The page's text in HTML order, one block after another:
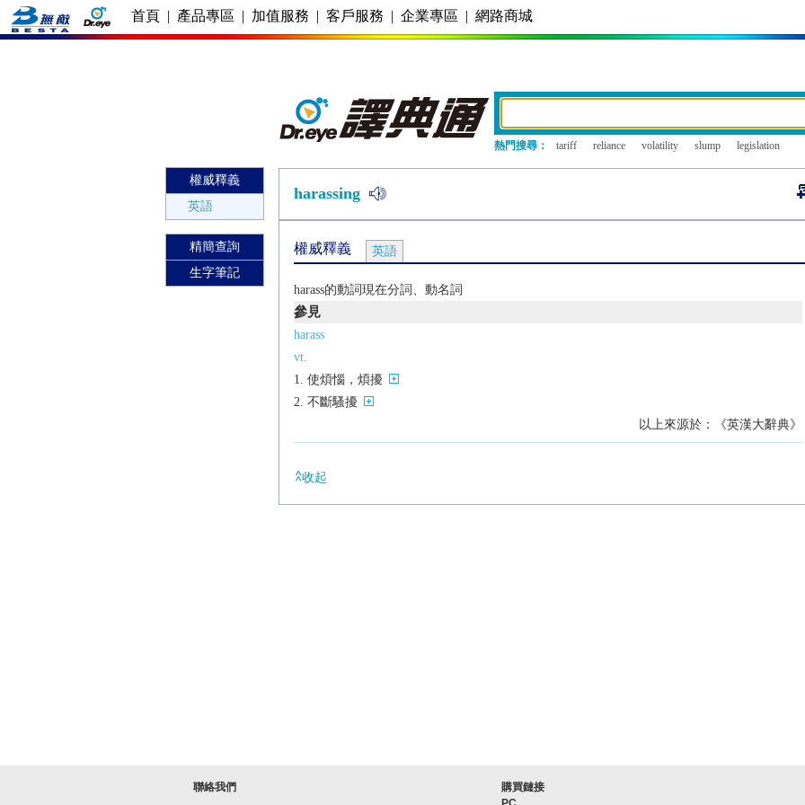
首頁 | 產品專區 | 加值服務 | 客戶服務 | 企業專區 | 網路商城
熱門搜尋： tariff reliance volatility slump legislation
權威釋義
英語
精簡查詢
生字筆記
harassing
權威釋義 英語
harass的動詞現在分詞、動名詞
參見
harass
vt.
使煩惱，煩擾
不斷騷擾
以上來源於：《英漢大辭典》
收起
聯絡我們
購買鏈接